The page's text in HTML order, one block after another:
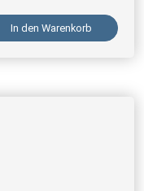
In den Warenkorb